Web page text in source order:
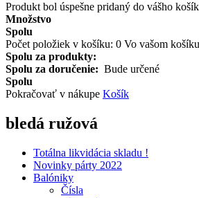
Produkt bol úspešne pridaný do vášho
Množstvo
Spolu
Počet položiek v košíku: 0 Vo vašom
Spolu za produkty:
Spolu za doručenie: Bude určené
Spolu
Pokračovať v nákupe Košík
bledá ružová
Totálna likvidácia skladu !
Novinky párty 2022
Balóniky
Čísla